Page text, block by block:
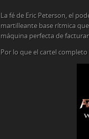
La fé de Eric Peterson, el
martilleante base rítmica
máquina perfecta de
Por lo que el cartel completo